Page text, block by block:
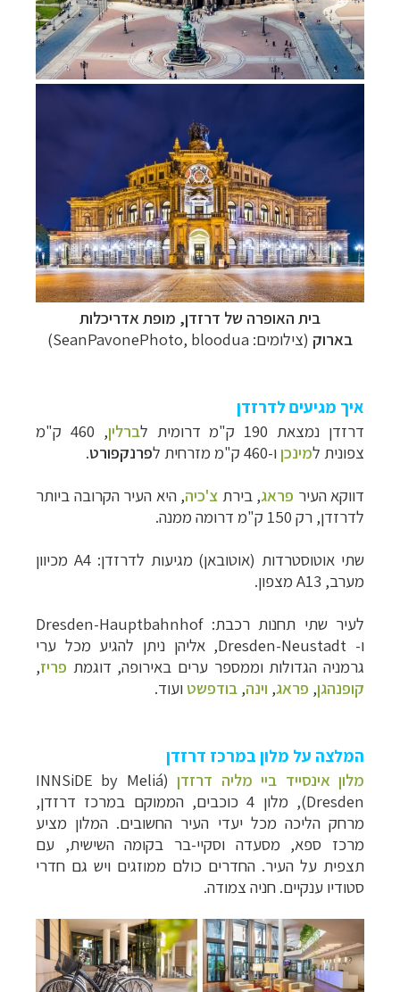
בית האופרה של דרזדן, מופת אדריכלות
בארוק (צילומים: SeanPavonePhoto, bloodua)
איך מגיעים לדרזדן
דרזדן נמצאת 190 ק"מ דרומית ל
ברלין
, 460 ק"מ
צפונית למינכןו-460 ק"מ מזרחית ל פרנקפורט.
דווקא העיר פראג, בירת צ'כיה, היא העיר הקרובה ביותר
לדרזדן, רק 150 ק"מ דרומה ממנה.
שתי אוטוסטרדות (אוטובאן) מגיעות לדרזדן:A4 מכיוון
מערב, A13 מצפון.
לעיר שתי תחנות רכבת:Dresden-Hauptbahnhof
ו- Dresden-Neustadt, אליהן ניתן להגיע מכל ערי
גרמניה הגדולות וממספר ערים באירופה, דוגמת פריז,
קופנהגן, פראג, וינה, בודפשטועוד.
המלצה על מלון במרכז דרזדן
מלון אינסייד ביי מליה דרזדן
(INNSiDE by Meliá
Dresden), מלון 4 כוכבים, הממוקם במרכז דרזדן,
מרחק הליכה מכל יעדי העיר החשובים. המלון מציע
מרכז ספא, מסעדה וסקיי-בר בקומה השישית, עם
תצפית על העיר. החדרים כולם ממוזגים ויש גם חדרי
סטודיו ענקיים. חניה צמודה.